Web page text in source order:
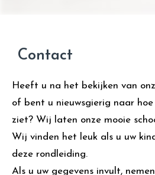
Contact
Heeft u na het bekijken van
of bent u nieuwsgierig naar
ziet? Wij laten onze mooie
Wij vinden het leuk als u uw
deze rondleiding.
Als u uw gegevens invult,